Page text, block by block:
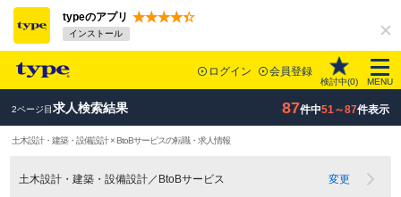
typeのアプリ
インストール
ログイン 会員登録
検討中(0) MENU
2ページ目求人検索結果 87件中51～87件表示
土木設計・建築・設備設計 × BtoBサービスの転職・求人情報
土木設計・建築・設備設計／BtoBサービス 変更